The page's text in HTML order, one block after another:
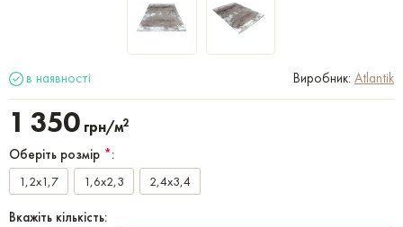
в наявності Виробник: Atlantik
1 350 грн/м2
Оберіть розмір *:
1,2x1,7 1,6x2,3 2,4x3,4
Вкажіть кількість: